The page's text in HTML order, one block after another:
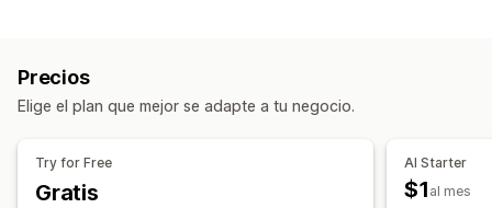
Redes sociales
Traducción en tiempo real Devolución de llamada
Informes y estadísticas del agente
Información útil de los clientes
Precios
Elige el plan que mejor se adapte a tu negocio.
Try for Free
Gratis
AI Starter
$1 al mes